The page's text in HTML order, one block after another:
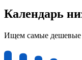
Календарь
Ищем самые дешевые